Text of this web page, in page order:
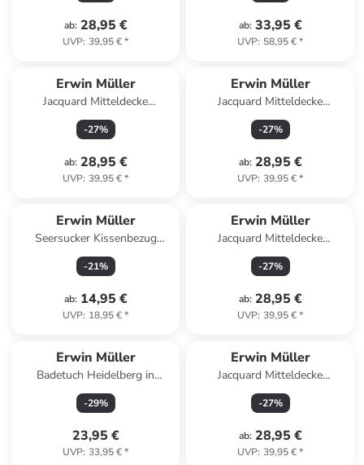
ab: 28,95 €
UVP: 39,95 €*
ab: 33,95 €
UVP: 58,95 €*
Erwin Müller
Jacquard Mitteldecke
Düsseldorf in creme
-27%
ab: 28,95 €
UVP: 39,95 €*
Erwin Müller
Jacquard Mitteldecke
Düsseldorf in grün
-27%
ab: 28,95 €
UVP: 39,95 €*
Erwin Müller
Seersucker Kissenbezug
Rosenheim in weiß
-21%
ab: 14,95 €
UVP: 18,95 €*
Erwin Müller
Jacquard Mitteldecke
Düsseldorf in grau
-27%
ab: 28,95 €
UVP: 39,95 €*
Erwin Müller
Badetuch Heidelberg in
fuchsia
-29%
23,95 €
UVP: 33,95 €*
Erwin Müller
Jacquard Mitteldecke
Düsseldorf in weiß
-27%
ab: 28,95 €
UVP: 39,95 €*